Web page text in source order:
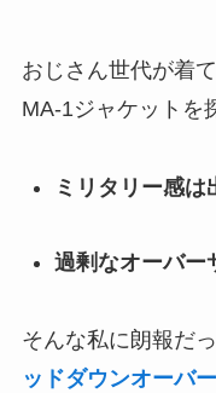
おじさん世代が着
MA-1ジャケットを
ミリタリー感は
過剰なオーバー
そんな私に朗報だ
ッドダウンオーバ